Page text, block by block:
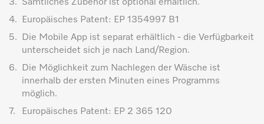
3.
Sämtliches Zubehör ist optional erhältlich.
4.
Europäisches Patent: EP 1354997 B1
5.
Die Mobile App ist separat erhältlich - die Verfügbarkeit
unterscheidet sich je nach Land/Region.
6.
Die Möglichkeit zum Nachlegen der Wäsche ist
innerhalb der ersten Minuten eines Programms
möglich.
7.
Europäisches Patent: EP 2 365 120